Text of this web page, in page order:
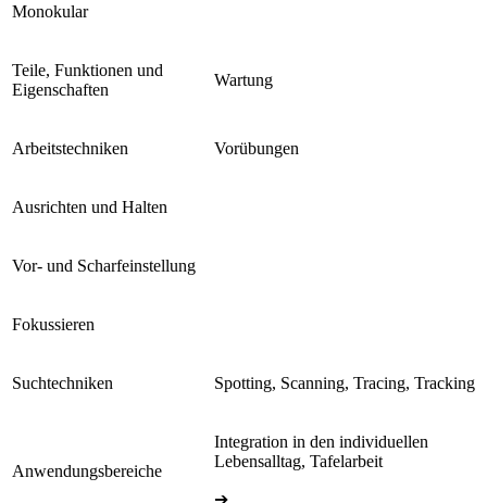
Monokular
Teile, Funktionen und
Eigenschaften
Wartung
Arbeitstechniken Vorübungen
Ausrichten und Halten
Vor- und Scharfeinstellung
Fokussieren
Suchtechniken Spotting, Scanning, Tracing, Tracking
Anwendungsbereiche
Integration in den individuellen
Lebensalltag, Tafelarbeit
➔